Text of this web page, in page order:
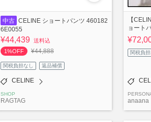
中古 CELINE ショートパンツ 460182
6E0055
¥44,439 送料込
1%OFF
¥44,888
関税負担なし 返品補償
CELINE
SHOP
RAGTAG
【
ョート
関税負